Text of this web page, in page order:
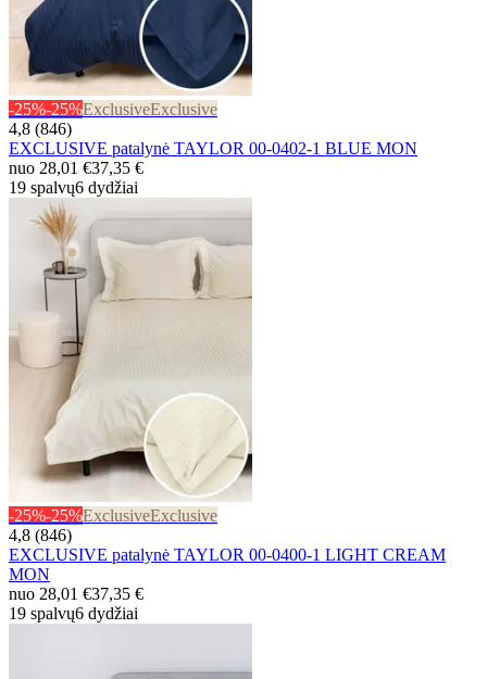
-25%-25%ExclusiveExclusive
4,8 (846)
EXCLUSIVE patalynė TAYLOR 00-0402-1 BLUE MON
nuo 28,01 €37,35 €
19 spalvų6 dydžiai
-25%-25%ExclusiveExclusive
4,8 (846)
EXCLUSIVE patalynė TAYLOR 00-0400-1 LIGHT CREAM
MON
nuo 28,01 €37,35 €
19 spalvų6 dydžiai